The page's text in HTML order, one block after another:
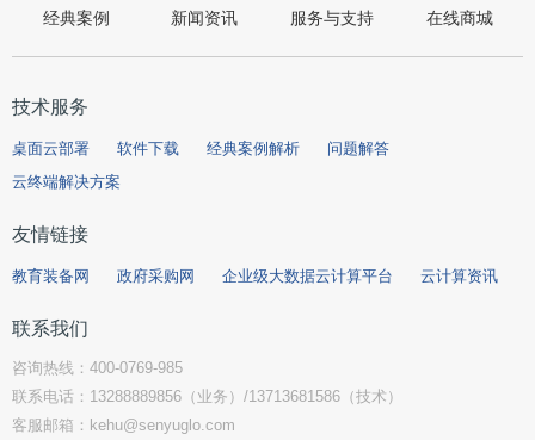
经典案例 新闻资讯 服务与支持 在线商城
技术服务
桌面云部署 软件下载 经典案例解析
问题解答
云终端解决方案
友情链接
教育装备网 政府采购网 企业级大数据云计算平台 云计算资讯
联系我们
咨询热线：400-0769-985
联系电话：13288889856（业务）/13713681586（技术）
客服邮箱：kehu@senyuglo.com